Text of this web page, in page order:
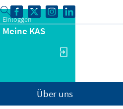
Einloggen
Meine KAS
Über uns